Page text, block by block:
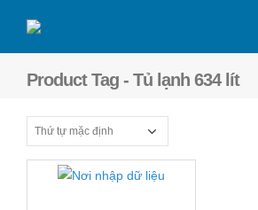
Product Tag - Tủ lạnh 634 lít